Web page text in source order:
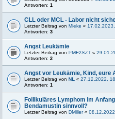
Antworten: 1
CLL oder MCL - Labor nicht
Letzter Beitrag von Mieke «
Antworten: 3
Angst Leukämie
Letzter Beitrag von PMF2SZT «
Antworten: 2
Angst vor Leukämie, Kind, eure
Letzter Beitrag von NL « 27.12.2022,
Antworten: 1
Follikuläres Lymphom im
Bendamustin sinnvoll?
Letzter Beitrag von DMiller«